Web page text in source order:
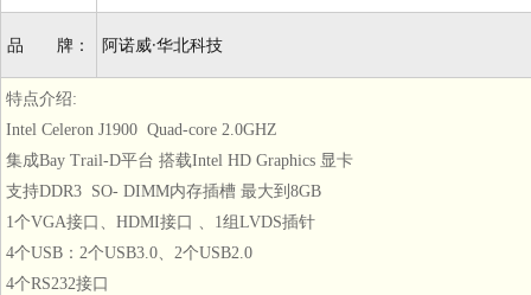
品 牌： 阿诺威·华北科技
特点介绍:
Intel Celeron J1900 Quad-core 2.0GHZ
集成Bay Trail-D平台 搭载Intel HD Graphics 显卡
支持DDR3 SO- DIMM内存插槽 最大到8GB
1个VGA接口、HDMI接口 、1组LVDS插针
4个USB：2个USB3.0、2个USB2.0
4个RS232接口